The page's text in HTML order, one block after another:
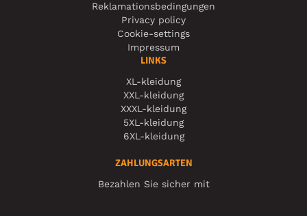
Reklamationsbedingungen
Privacy policy
Cookie-settings
Impressum
LINKS
XL-kleidung
XXL-kleidung
XXXL-kleidung
5XL-kleidung
6XL-kleidung
ZAHLUNGSARTEN
Bezahlen Sie sicher mit